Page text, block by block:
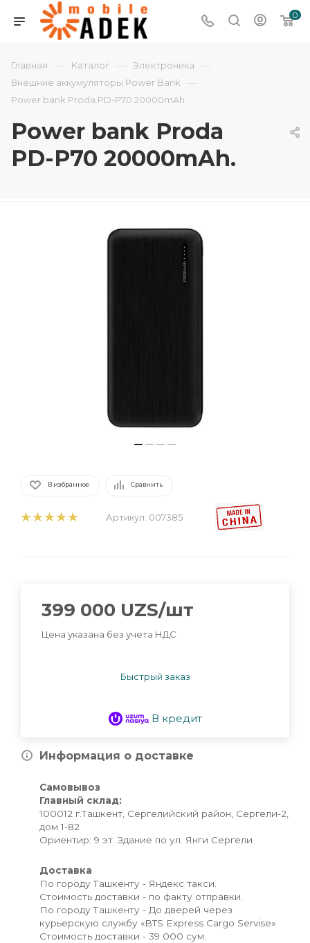
0
Главная — Каталог — Электроника —
Внешние аккумуляторы Power Bank —
Power bank Proda PD-P70 20000mAh.
Power bank Proda
PD-P70 20000mAh.
В избранное Сравнить
Артикул: 007385
399 000 UZS/шт
Цена указана без учета НДС
Быстрый заказ
В кредит
Информация о доставке
Самовывоз
Главный склад:
100012 г.Ташкент, Сергелийский район, Сергели-2,
дом 1-82
Ориентир: 9 эт. Здание по ул. Янги Сергели
Доставка
По городу Ташкенту - Яндекс такси.
Стоимость доставки - по факту отправки.
По городу Ташкенту - До дверей через
курьерскую службу «BTS Express Cargo Servise»
Стоимость доставки - 39 000 сум.